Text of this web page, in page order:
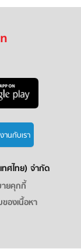
านกับเรา
ทศไทย) จำกัด
ายคุกกี้
องเนื้อหา